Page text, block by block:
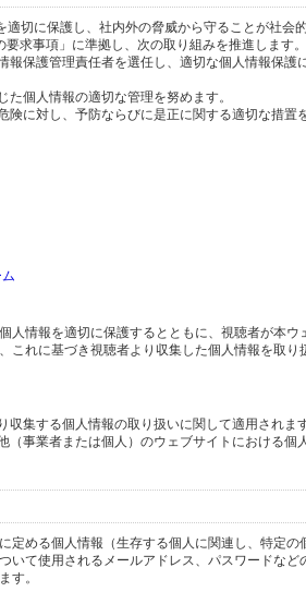
切に保護し、社内外の脅威から守ることが社会
求事項」に準拠し、次の取り組みを推進します。
保護管理責任者を選任し、適切な個人情報保護
個人情報の適切な管理を努めます。
に対し、予防ならびに是正に関する適切な措置
人情報を適切に保護するとともに、視聴者が本ウ
れに基づき視聴者より収集した個人情報を取り
集する個人情報の取り扱いに関して適用されます
事業者または個人）のウェブサイトにおける個
定める個人情報（生存する個人に関連し、特定の
て使用されるメールアドレス、パスワードなど
す。